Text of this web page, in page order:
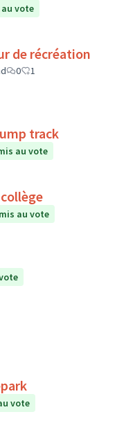
vote
de récréation
0
1
track
au vote
au vote
vote